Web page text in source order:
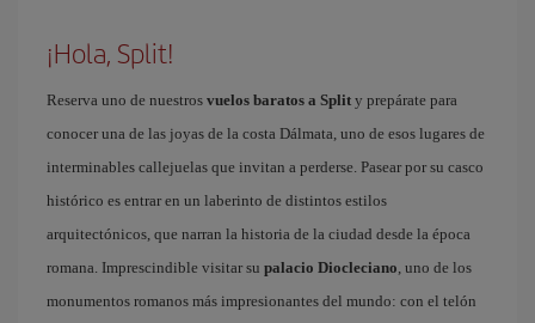
¡Hola, Split!
Reserva uno de nuestros vuelos baratos a Split y prepárate para
conocer una de las joyas de la costa Dálmata, uno de esos lugares de
interminables callejuelas que invitan a perderse. Pasear por su casco
histórico es entrar en un laberinto de distintos estilos
arquitectónicos, que narran la historia de la ciudad desde la época
romana. Imprescindible visitar su palacio Diocleciano , uno de los
monumentos romanos más impresionantes del mundo: con el telón